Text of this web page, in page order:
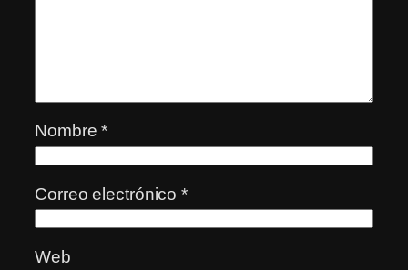
Nombre*
Correo electrónico*
Web